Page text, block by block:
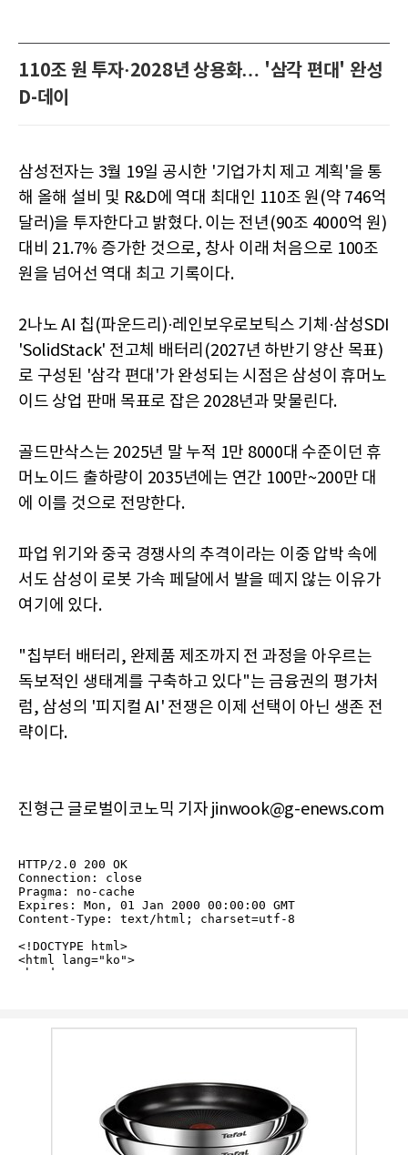
110조 원 투자·2028년 상용화… '삼각 편대' 완성
D-데이
삼성전자는 3월 19일 공시한 '기업가치 제고 계획'을 통
해 올해 설비 및 R&D에 역대 최대인 110조 원(약 746억
달러)을 투자한다고 밝혔다. 이는 전년(90조 4000억 원)
대비 21.7% 증가한 것으로, 창사 이래 처음으로 100조
원을 넘어선 역대 최고 기록이다.
2나노 AI 칩(파운드리)·레인보우로보틱스 기체·삼성SDI
'SolidStack' 전고체 배터리(2027년 하반기 양산 목표)
로 구성된 '삼각 편대'가 완성되는 시점은 삼성이 휴머노
이드 상업 판매 목표로 잡은 2028년과 맞물린다.
골드만삭스는 2025년 말 누적 1만 8000대 수준이던 휴
머노이드 출하량이 2035년에는 연간 100만~200만 대
에 이를 것으로 전망한다.
파업 위기와 중국 경쟁사의 추격이라는 이중 압박 속에
서도 삼성이 로봇 가속 페달에서 발을 떼지 않는 이유가
여기에 있다.
"칩부터 배터리, 완제품 제조까지 전 과정을 아우르는
독보적인 생태계를 구축하고 있다"는 금융권의 평가처
럼, 삼성의 '피지컬 AI' 전쟁은 이제 선택이 아닌 생존 전
략이다.
진형근 글로벌이코노믹 기자 jinwook@g-enews.com